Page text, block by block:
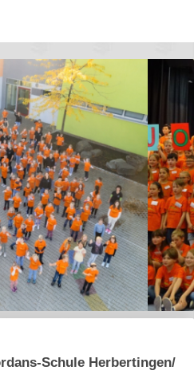
Schule Herbertingen/